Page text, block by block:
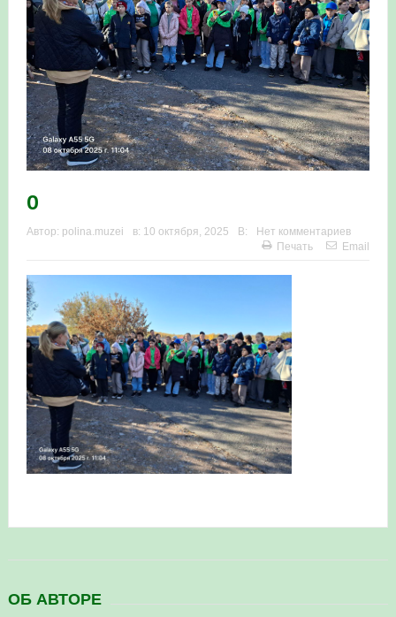
0
Автор: polina.muzei в: 10 октября, 2025 В:
Нет комментариев
Печать
Email
ОБ АВТОРЕ